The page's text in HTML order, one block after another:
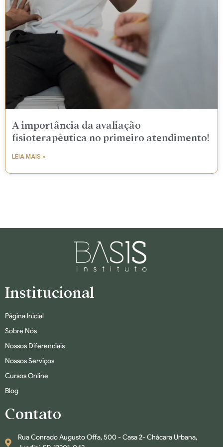
A importância da avaliação
fisioterapêutica no primeiro atendimento!
LEIA MAIS »
Institucional
Página Inicial
Sobre Nós
Nossos Diferenciais
Nossos Serviços
Cursos Online
Blog
Contato
Rua Conrado Augusto Offa, 500 - Casa 2- Chácara Urbana,